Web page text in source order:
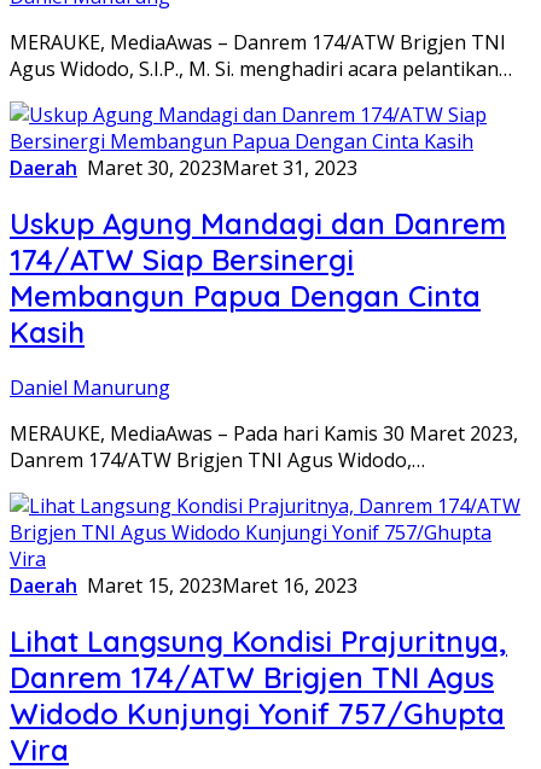
MERAUKE, MediaAwas – Danrem 174/ATW Brigjen TNI
Agus Widodo, S.I.P., M. Si. menghadiri acara pelantikan…
Daerah Maret 30, 2023Maret 31, 2023
Uskup Agung Mandagi dan Danrem
174/ATW Siap Bersinergi
Membangun Papua Dengan Cinta
Kasih
Daniel Manurung
MERAUKE, MediaAwas – Pada hari Kamis 30 Maret 2023,
Danrem 174/ATW Brigjen TNI Agus Widodo,…
Daerah Maret 15, 2023Maret 16, 2023
Lihat Langsung Kondisi Prajuritnya,
Danrem 174/ATW Brigjen TNI Agus
Widodo Kunjungi Yonif 757/Ghupta
Vira